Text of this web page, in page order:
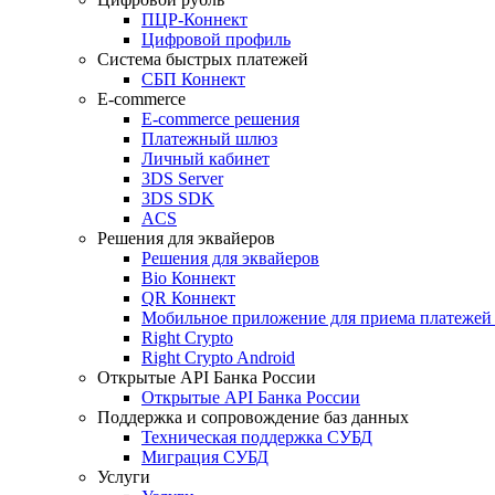
ПЦР-Коннект
Цифровой профиль
Система быстрых платежей
СБП Коннект
E-commerce
E-commerce решения
Платежный шлюз
Личный кабинет
3DS Server
3DS SDK
ACS
Решения для эквайеров
Решения для эквайеров
Bio Коннект
QR Коннект
Мобильное приложение для приема
Right Crypto
Right Crypto Android
Открытые API Банка России
Открытые API Банка России
Поддержка и сопровождение баз данных
Техническая поддержка СУБД
Миграция СУБД
Услуги